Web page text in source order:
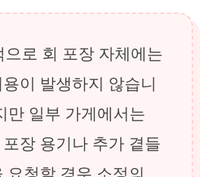
으로 회 포장 자체에는
이 발생하지 않습니
만 일부 가게에서는
장 용기나 추가 곁들